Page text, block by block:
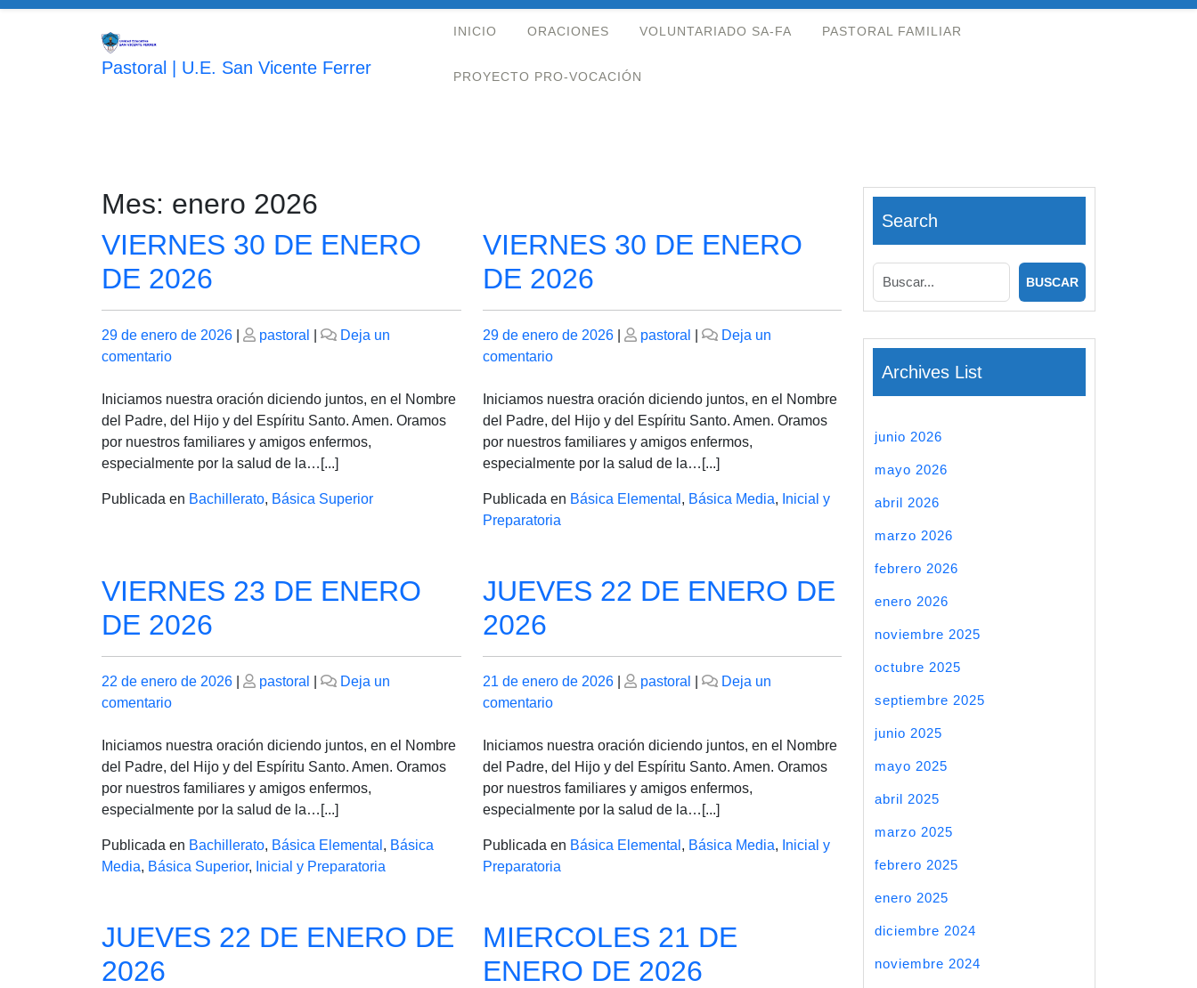
Saltar
Pastoral | U.E. San Vicente Ferrer
INICIO ORACIONES VOLUNTARIADO SA-FA PASTORAL FAMILIAR
PROYECTO PRO-VOCACIÓN
Mes: enero 2026
VIERNES 30 DE ENERO
DE 2026
Publicado
el
29 de enero de 2026
Publicado
pastoral
Deja un
comentarioen
30
DE
ENERO
DE
Iniciamos nuestra oración diciendo juntos, en el Nombre
del Padre, del Hijo y del Espíritu Santo. Amen. Oramos
por nuestros familiares y amigos enfermos,
especialmente por la salud de la…[...]
Publicada en Bachillerato, Básica Superior
VIERNES 30 DE ENERO
DE 2026
Publicado
el
29 de enero de 2026| Publicado
pastoral
Deja un
comentarioen
30
DE
ENERO
DE
Iniciamos nuestra oración diciendo juntos, en el Nombre
del Padre, del Hijo y del Espíritu Santo. Amen. Oramos
por nuestros familiares y amigos enfermos,
especialmente por la salud de la…[...]
Publicada en Básica Elemental , Básica Media, Inicial y
Preparatoria
VIERNES 23 DE ENERO
DE 2026
Publicado
el
22 de enero de 2026
Publicado
pastoral
Deja un
comentarioen
23
DE
ENERO
DE
Iniciamos nuestra oración diciendo juntos, en el Nombre
del Padre, del Hijo y del Espíritu Santo. Amen. Oramos
por nuestros familiares y amigos enfermos,
especialmente por la salud de la…[...]
Publicada en Bachillerato, Básica Elemental , Básica
Media, Básica Superior, Inicial y Preparatoria
JUEVES 22 DE ENERO DE
2026
Publicado
el
21 de enero de 2026| Publicado
pastoral
Deja un
comentarioen
22
DE
ENERO
DE
Iniciamos nuestra oración diciendo juntos, en el Nombre
del Padre, del Hijo y del Espíritu Santo. Amen. Oramos
por nuestros familiares y amigos enfermos,
especialmente por la salud de la…[...]
Publicada en Básica Elemental , Básica Media, Inicial y
Preparatoria
JUEVES 22 DE ENERO DE
2026
MIERCOLES 21 DE
ENERO DE 2026
Search
Archives List
junio 2026
mayo 2026
abril 2026
marzo 2026
febrero 2026
enero 2026
noviembre 2025
octubre 2025
septiembre 2025
junio 2025
mayo 2025
abril 2025
marzo 2025
febrero 2025
enero 2025
diciembre 2024
noviembre 2024